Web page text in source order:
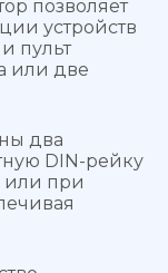
позволяет
устройств
пульт
или две
два
DIN-рейку
или при